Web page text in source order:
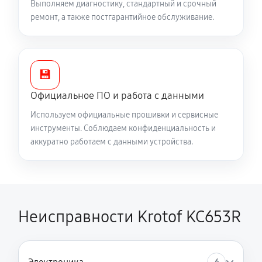
Замена сцепления снегоуборщика Krotof KC653R
990 руб 60 минут
Замена маховика снегоуборщика Krotof KC653R
950 руб 60 минут
Замена кронштейна трансмиссии
2250 руб 60 минут
Ремонт фрикционного диска
Выполняем диагностику, стандартный и срочный
ремонт, а также постгарантийное обслуживание.
💾
Официальное ПО и работа с данными
Используем официальные прошивки и сервисные
инструменты. Соблюдаем конфиденциальность и
аккуратно работаем с данными устройства.
Неисправности Krotof KC653R